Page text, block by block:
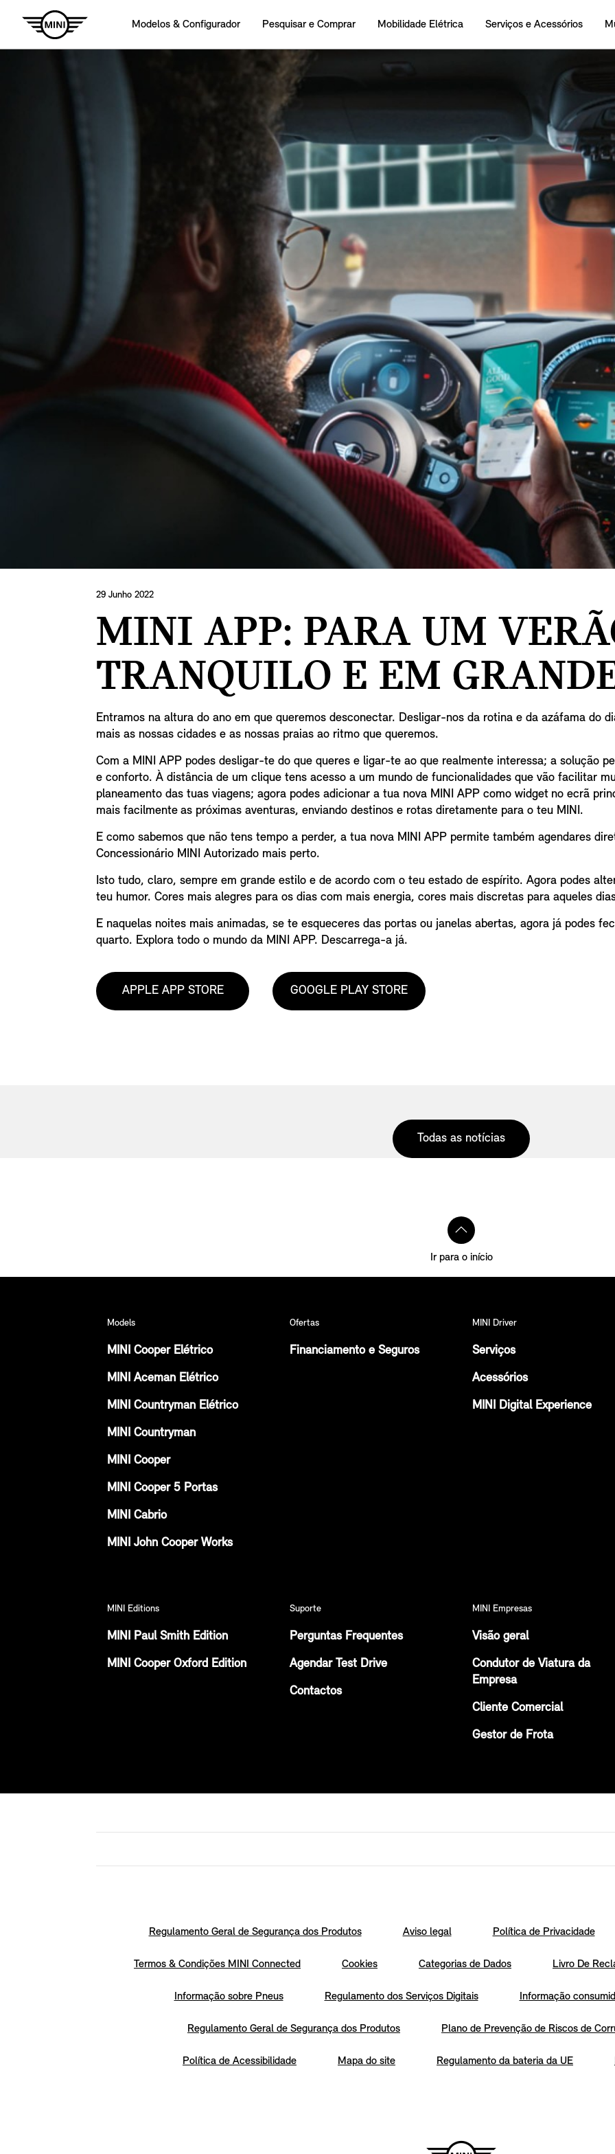
Modelos & Configurador Pesquisar e Comprar Mobilidade Elétrica Serviços e Acessórios
29 Junho 2022
MINI APP: PARA UM
TRANQUILO E EM
Entramos na altura do ano em que queremos desconectar. Desligar-nos da rotina e da azáfama do
mais as nossas cidades e as nossas praias ao ritmo que queremos.
Com a MINI APP podes desligar-te do que queres e ligar-te ao que realmente interessa; a solução
e conforto. À distância de um clique tens acesso a um mundo de funcionalidades que vão facilitar
planeamento das tuas viagens; agora podes adicionar a tua nova MINI APP como widget no ecrã
mais facilmente as próximas aventuras, enviando destinos e rotas diretamente para o teu MINI.
E como sabemos que não tens tempo a perder, a tua nova MINI APP permite também agendares
Concessionário MINI Autorizado mais perto.
Isto tudo, claro, sempre em grande estilo e de acordo com o teu estado de espírito. Agora podes
teu humor. Cores mais alegres para os dias com mais energia, cores mais discretas para aqueles
E naquelas noites mais animadas, se te esqueceres das portas ou janelas abertas, agora já podes
quarto. Explora todo o mundo da MINI APP. Descarrega-a já.
APPLE APP STORE GOOGLE PLAY STORE
Todas as notícias
Ir para o início
Models
MINI Cooper Elétrico
MINI Aceman Elétrico
MINI Countryman Elétrico
MINI Countryman
MINI Cooper
MINI Cooper 5 Portas
MINI Cabrio
MINI John Cooper Works
Ofertas
Financiamento e Seguros
MINI Driver
Serviços
Acessórios
MINI Digital Experience
MINI Editions
MINI Paul Smith Edition
MINI Cooper Oxford Edition
Suporte
Perguntas Frequentes
Agendar Test Drive
Contactos
MINI Empresas
Visão geral
Condutor de Viatura da
Empresa
Cliente Comercial
Gestor de Frota
Regulamento Geral de Segurança dos Produtos Aviso legal Política de Privacidade
Termos & Condições MINI Connected Cookies Categorias de Dados Livro De
Informação sobre Pneus Regulamento dos Serviços Digitais Informação
Regulamento Geral de Segurança dos Produtos Plano de Prevenção de Riscos de
Política de Acessibilidade Mapa do site Regulamento da bateria da UE